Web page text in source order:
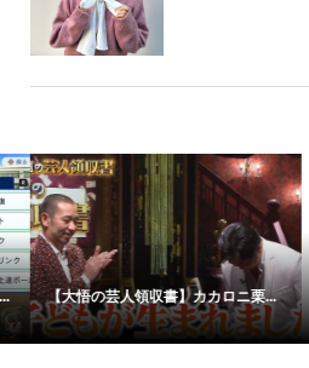
【チャンスの時間】ラブレターズ... 「